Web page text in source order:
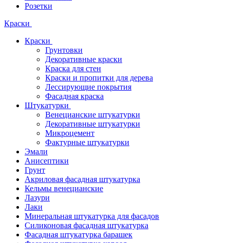
Розетки
Краски
Краски
Грунтовки
Декоративные краски
Краска для стен
Краски и пропитки для дерева
Лессирующие покрытия
Фасадная краска
Штукатурки
Венецианские штукатурки
Декоративные штукатурки
Микроцемент
Фактурные штукатурки
Эмали
Анисептики
Грунт
Акриловая фасадная штукатурка
Кельмы венецианские
Лазури
Лаки
Минеральная штукатурка для фасадов
Силиконовая фасадная штукатурка
Фасадная штукатурка барашек